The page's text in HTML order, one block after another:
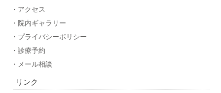
・アクセス
・院内ギャラリー
・プライバシーポリシー
・診療予約
・メール相談
リンク